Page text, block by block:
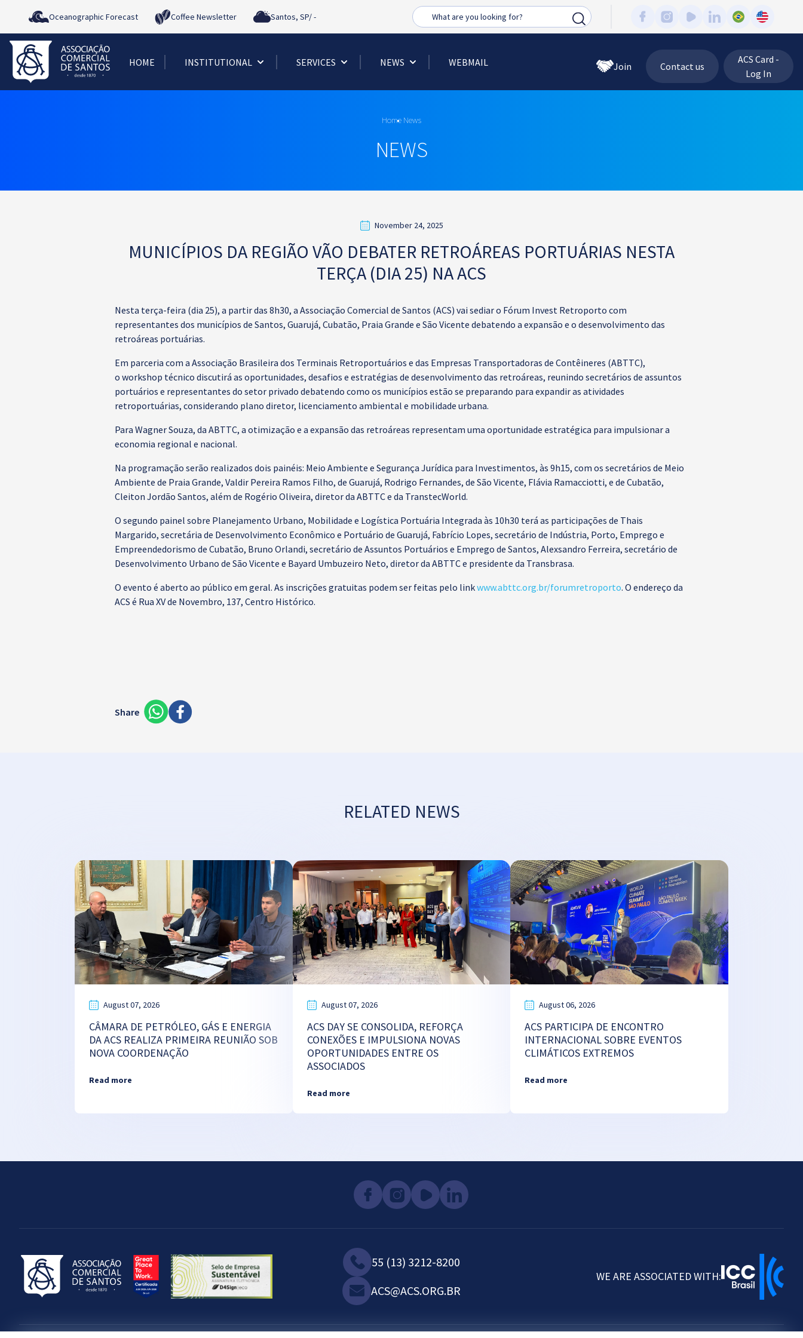
Oceanographic Forecast Coffee Newsletter Santos, SP/- Busca
HOME INSTITUTIONAL SERVICES NEWS WEBMAIL Join Contact us
ACS Card -
Log In
Home News
NEWS
November 24, 2025
MUNICÍPIOS DA REGIÃO VÃO DEBATER RETROÁREAS PORTUÁRIAS NESTA
TERÇA (DIA 25) NA ACS
Nesta terça-feira (dia 25), a partir das 8h30, a Associação Comercial de Santos (ACS) vai sediar o Fórum Invest Retroporto com
representantes dos municípios de Santos, Guarujá, Cubatão, Praia Grande e São Vicente debatendo a expansão e o desenvolvimento das
retroáreas portuárias.
Em parceria com a Associação Brasileira dos Terminais Retroportuários e das Empresas Transportadoras de Contêineres (ABTTC),
o workshop técnico discutirá as oportunidades, desafios e estratégias de desenvolvimento das retroáreas, reunindo secretários de assuntos
portuários e representantes do setor privado debatendo como os municípios estão se preparando para expandir as atividades
retroportuárias, considerando plano diretor, licenciamento ambiental e mobilidade urbana.
Para Wagner Souza, da ABTTC, a otimização e a expansão das retroáreas representam uma oportunidade estratégica para impulsionar a
economia regional e nacional.
Na programação serão realizados dois painéis: Meio Ambiente e Segurança Jurídica para Investimentos, às 9h15, com os secretários de Meio
Ambiente de Praia Grande, Valdir Pereira Ramos Filho, de Guarujá, Rodrigo Fernandes, de São Vicente, Flávia Ramacciotti, e de Cubatão,
Cleiton Jordão Santos, além de Rogério Oliveira, diretor da ABTTC e da TranstecWorld.
O segundo painel sobre Planejamento Urbano, Mobilidade e Logística Portuária Integrada às 10h30 terá as participações de Thais
Margarido, secretária de Desenvolvimento Econômico e Portuário de Guarujá, Fabrício Lopes, secretário de Indústria, Porto, Emprego e
Empreendedorismo de Cubatão, Bruno Orlandi, secretário de Assuntos Portuários e Emprego de Santos, Alexsandro Ferreira, secretário de
Desenvolvimento Urbano de São Vicente e Bayard Umbuzeiro Neto, diretor da ABTTC e presidente da Transbrasa.
O evento é aberto ao público em geral. As inscrições gratuitas podem ser feitas pelo linkwww.abttc.org.br/forumretroporto. O endereço da
ACS é Rua XV de Novembro, 137, Centro Histórico.
Share
RELATED NEWS
August 07, 2026
CÂMARA DE PETRÓLEO, GÁS E ENERGIA
DA ACS REALIZA PRIMEIRA REUNIÃO SOB
NOVA COORDENAÇÃO
Read more
August 07, 2026
ACS DAY SE CONSOLIDA, REFORÇA
CONEXÕES E IMPULSIONA NOVAS
OPORTUNIDADES ENTRE OS
ASSOCIADOS
Read more
August 06, 2026
ACS PARTICIPA DE ENCONTRO
INTERNACIONAL SOBRE EVENTOS
CLIMÁTICOS EXTREMOS
Read more
55 (13) 3212-8200
ACS@ACS.ORG.BR
WE ARE ASSOCIATED WITH: